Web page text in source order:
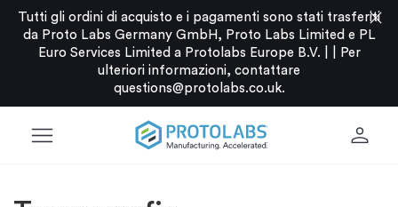
Tutti gli ordini di acquisto e i pagamenti sono stati trasferiti
da Proto Labs Germany GmbH, Proto Labs Limited e PL
Euro Services Limited a Protolabs Europe B.V. |
Per
ulteriori informazioni, contattare
questions@protolabs.co.uk.
close
menu person